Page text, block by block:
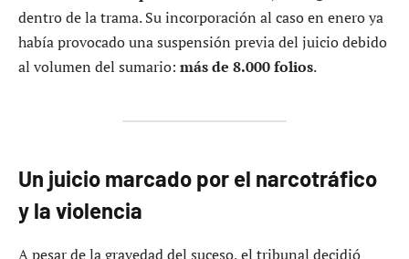
dentro de la trama. Su incorporación al caso en enero ya
había provocado una suspensión previa del juicio debido
al volumen del sumario: más de 8.000 folios.
Un juicio marcado por el narcotráfico
y la violencia
A pesar de la gravedad del suceso, el tribunal decidió